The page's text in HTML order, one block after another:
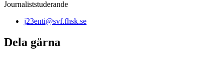
Journaliststuderande
j23enti@svf.fhsk.se
Dela gärna